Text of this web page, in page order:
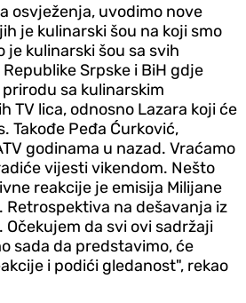
osvježenja, uvodimo nove
je kulinarski šou na koji smo
je kulinarski šou sa svih
Srpske i BiH gdje
sa kulinarskim
TV lica, odnosno Lazara koji će
Takođe Peđa Ćurković,
godinama u nazad. Vraćamo
vijesti vikendom. Nešto
reakcije je emisija Milijane
Retrospektiva na dešavanja iz
da svi ovi sadržaji
sada da predstavimo, će
i podići gledanost", rekao